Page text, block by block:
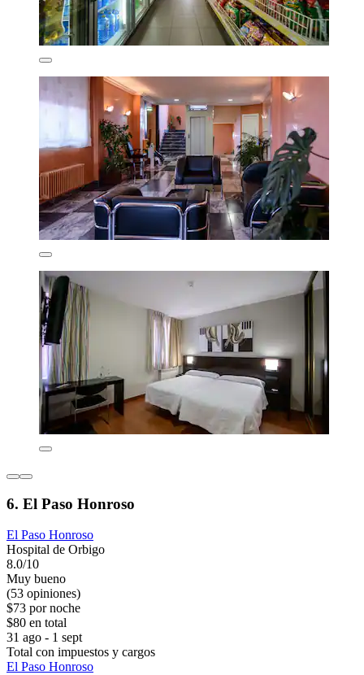
6. El Paso Honroso
El Paso Honroso
Hospital de Orbigo
8.0/10
Muy bueno
(53 opiniones)
$73 por noche
$80 en total
31 ago - 1 sept
Total con impuestos y cargos
El Paso Honroso